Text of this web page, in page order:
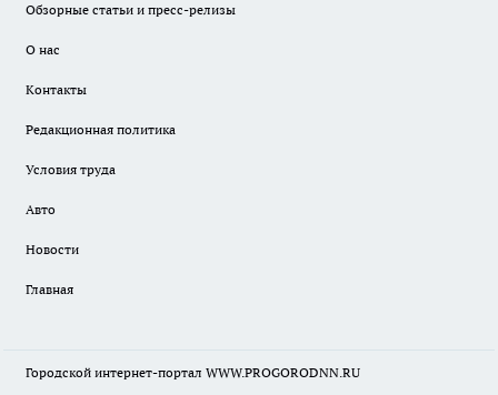
Обзорные статьи и пресс-релизы
О нас
Контакты
Редакционная политика
Условия труда
Авто
Новости
Главная
Городской интернет-портал WWW.PROGORODNN.RU